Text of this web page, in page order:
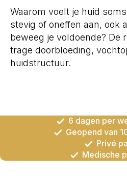
Waarom voelt je huid
stevig of oneffen aan, ook
beweeg je voldoende? De
trage doorbloeding,
huidstructuur.
6 dagen per
Geopend van
Privé
Medische